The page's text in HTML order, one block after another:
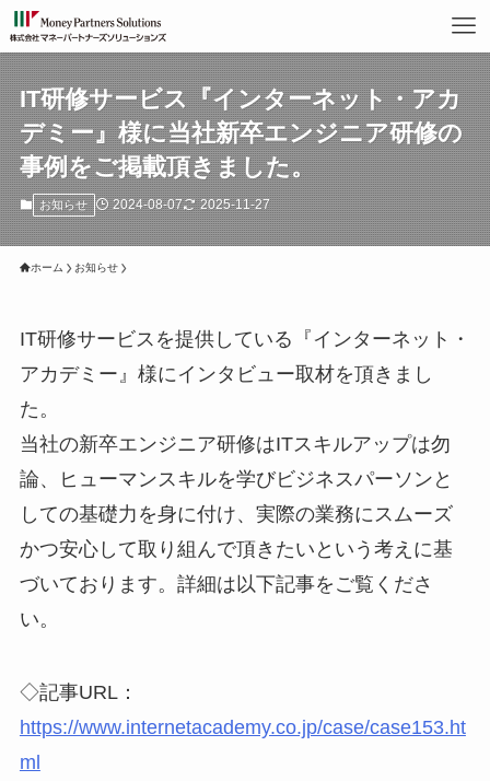
IT研修サービス『インターネット・アカ
デミー』様に当社新卒エンジニア研修の
事例をご掲載頂きました。
お知らせ 2024-08-07 2025-11-27
ホーム お知らせ
IT研修サービスを提供している『インターネット・
アカデミー』様にインタビュー取材を頂きまし
た。
当社の新卒エンジニア研修はITスキルアップは勿
論、ヒューマンスキルを学びビジネスパーソンと
しての基礎力を身に付け、実際の業務にスムーズ
かつ安心して取り組んで頂きたいという考えに基
づいております。詳細は以下記事をご覧くださ
い。
◇記事URL：
https://www.internetacademy.co.jp/case/case153.ht
ml